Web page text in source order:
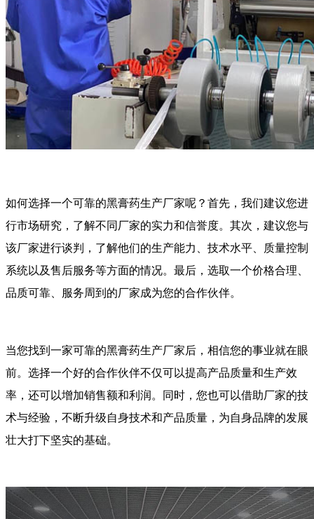
如何选择一个可靠的黑膏药生产厂家呢？首先，我们建议您进
行市场研究，了解不同厂家的实力和信誉度。其次，建议您与
该厂家进行谈判，了解他们的生产能力、技术水平、质量控制
系统以及售后服务等方面的情况。最后，选取一个价格合理、
品质可靠、服务周到的厂家成为您的合作伙伴。
当您找到一家可靠的黑膏药生产厂家后，相信您的事业就在眼
前。选择一个好的合作伙伴不仅可以提高产品质量和生产效
率，还可以增加销售额和利润。同时，您也可以借助厂家的技
术与经验，不断升级自身技术和产品质量，为自身品牌的发展
壮大打下坚实的基础。